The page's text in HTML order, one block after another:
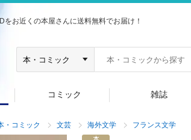
をお近くの本屋さんに送料無料でお届け！
コミック 雑誌
・コミック 文芸 海外文学 フランス文学